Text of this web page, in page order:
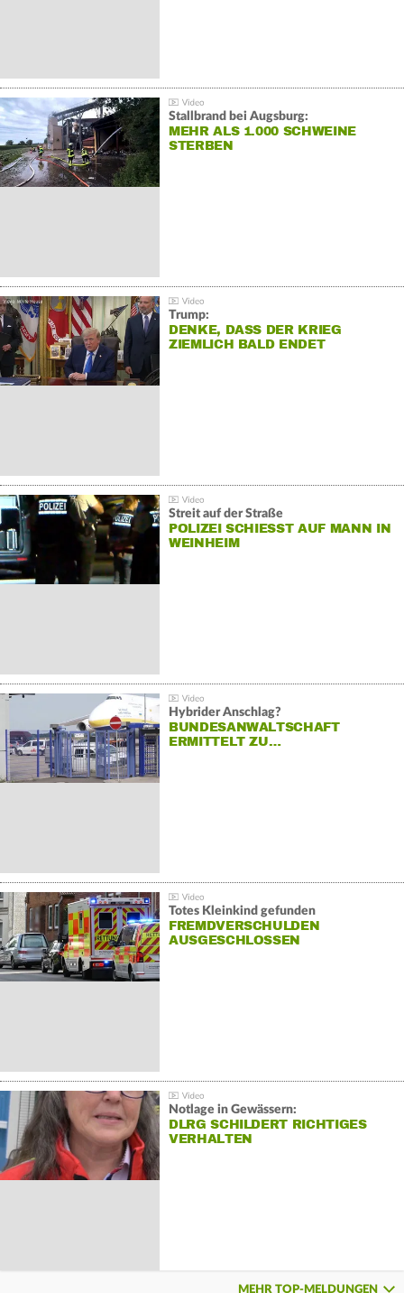
Stallbrand bei Augsburg:
MEHR ALS 1.000 SCHWEINE
STERBEN
Trump:
DENKE, DASS DER KRIEG
ZIEMLICH BALD ENDET
Streit auf der Straße
POLIZEI SCHIESST AUF MANN IN W
EINHEIM
Hybrider Anschlag?
BUNDESANWALTSCHAFT
ERMITTELT ZU…
Totes Kleinkind gefunden
FREMDVERSCHULDEN
AUSGESCHLOSSEN
Notlage in Gewässern:
DLRG SCHILDERT RICHTIGES
VERHALTEN
MEHR TOP-MELDUNGEN